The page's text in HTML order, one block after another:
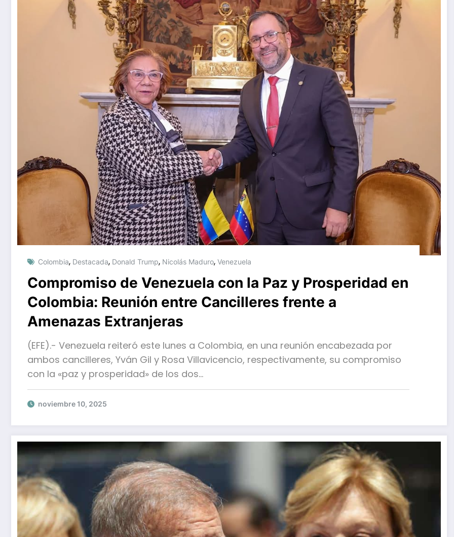
Colombia, Destacada, Donald Trump, Nicolás Maduro, Venezuela
Compromiso de Venezuela con la Paz y Prosperidad en
Colombia: Reunión entre Cancilleres frente a
Amenazas Extranjeras
(EFE).- Venezuela reiteró este lunes a Colombia, en una reunión encabezada por
ambos cancilleres, Yván Gil y Rosa Villavicencio, respectivamente, su compromiso
con la «paz y prosperidad» de los dos…
noviembre 10, 2025